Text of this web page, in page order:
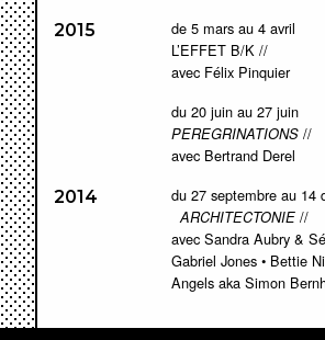
2015
de 5 mars au 4 avril
L’EFFET B/K //
avec Félix Pinquier
du 20 juin au 27 juin
PEREGRINATIONS//
avec Bertrand Derel
2014
du 27 septembre au 14
ARCHITECTONIE//
avec Sandra Aubry &
Gabriel Jones • Bettie
Angels aka Simon